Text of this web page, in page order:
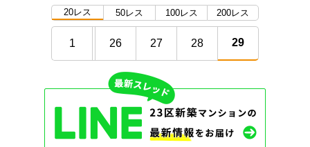
20レス 50レス 100レス 200レス
1 26 27 28 29